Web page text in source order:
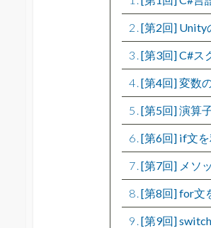
2 [第2回] Unity
3 [第3回] C#ス
4 [第4回] 変数
5 [第5回] 演算
6 [第6回] if文
7 [第7回] メソ
8 [第8回] for文
9 [第9回]